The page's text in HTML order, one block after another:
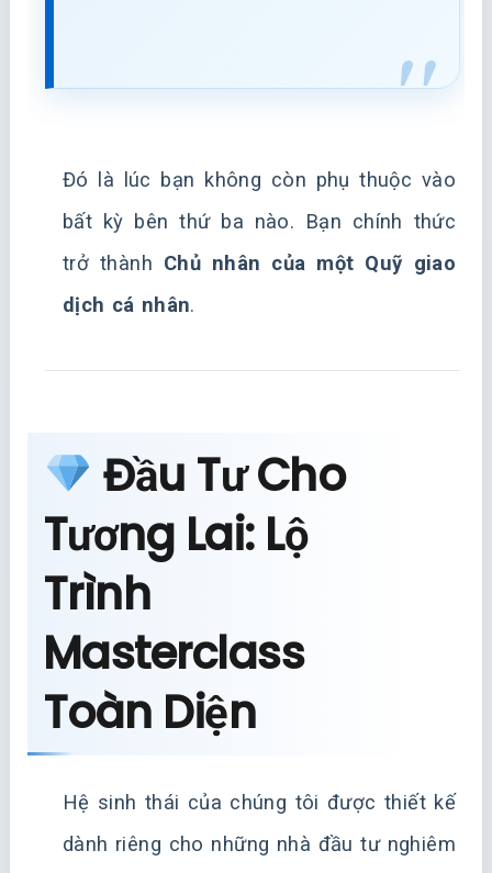
Đó là lúc bạn không còn phụ thuộc vào
bất kỳ bên thứ ba nào. Bạn chính thức
trở thành Chủ nhân của một Quỹ giao
dịch cá nhân.
Đầu Tư Cho
Tương Lai: Lộ
Trình
Masterclass
Toàn Diện
Hệ sinh thái của chúng tôi được thiết kế
dành riêng cho những nhà đầu tư nghiêm